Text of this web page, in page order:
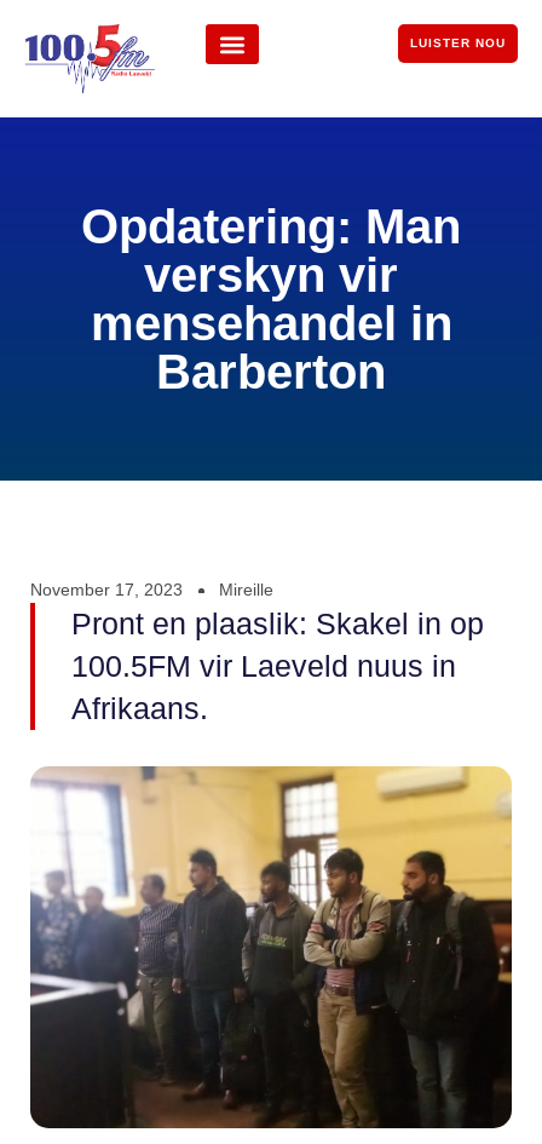
LUISTER NOU
Opdatering: Man
verskyn vir
mensehandel in
Barberton
November 17, 2023 Mireille
Pront en plaaslik: Skakel in op
100.5FM vir Laeveld nuus in
Afrikaans.